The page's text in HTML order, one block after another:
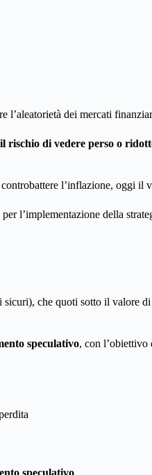
l’aleatorietà dei mercati
rischio di vedere perso o
l’inflazione, oggi il
l’implementazione della
sicuri), che quoti sotto il valore
speculativo, con l’obiettivo
speculativo